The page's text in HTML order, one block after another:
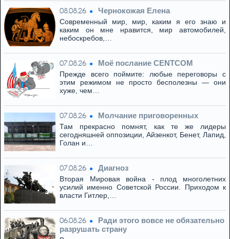
08.08.26 Чернокожая Елена
Современный мир, мир, каким я его знаю и
каким он мне нравится, мир автомобилей,
небоскребов,…
07.08.26 Моё послание CENTCOM
Прежде всего поймите: любые переговоры с
этим режимом не просто бесполезны — они
хуже, чем…
07.08.26 Молчание приговоренных
Там прекрасно помнят, как те же лидеры
сегодняшней оппозиции, Айзенкот, Бенет, Лапид,
Голан и…
07.08.26 Диагноз
Вторая Мировая война - плод многолетних
усилий именно Советской России. Приходом к
власти Гитлер,…
06.08.26
Ради этого вовсе не обязательно
разрушать страну